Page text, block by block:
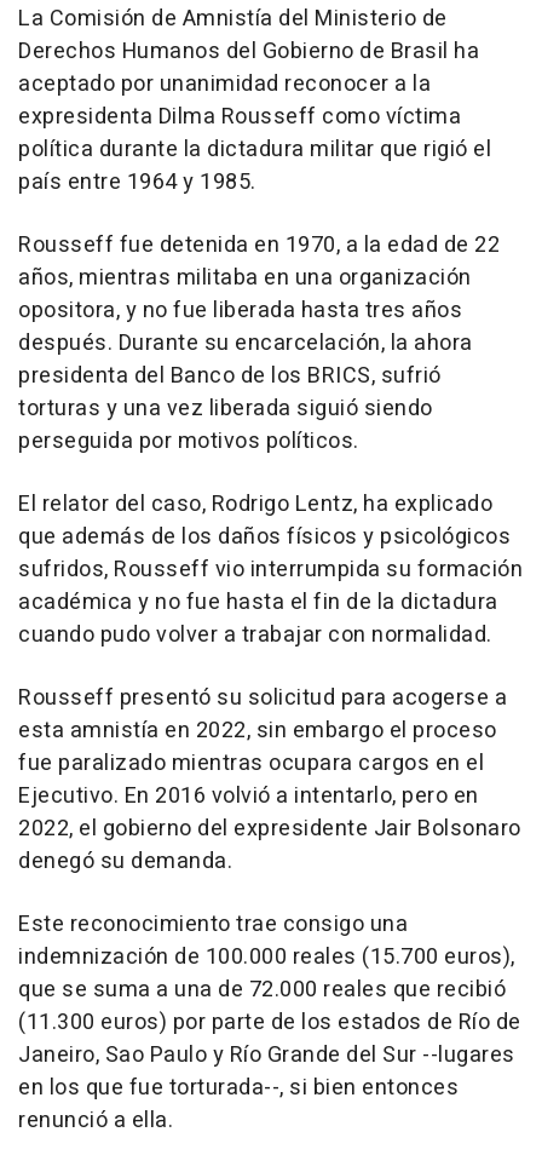
La Comisión de Amnistía del Ministerio de
Derechos Humanos del Gobierno de Brasil ha
aceptado por unanimidad reconocer a la
expresidenta Dilma Rousseff como víctima
política durante la dictadura militar que rigió el
país entre 1964 y 1985.
Rousseff fue detenida en 1970, a la edad de 22
años, mientras militaba en una organización
opositora, y no fue liberada hasta tres años
después. Durante su encarcelación, la ahora
presidenta del Banco de los BRICS, sufrió
torturas y una vez liberada siguió siendo
perseguida por motivos políticos.
El relator del caso, Rodrigo Lentz, ha explicado
que además de los daños físicos y psicológicos
sufridos, Rousseff vio interrumpida su formación
académica y no fue hasta el fin de la dictadura
cuando pudo volver a trabajar con normalidad.
Rousseff presentó su solicitud para acogerse a
esta amnistía en 2022, sin embargo el proceso
fue paralizado mientras ocupara cargos en el
Ejecutivo. En 2016 volvió a intentarlo, pero en
2022, el gobierno del expresidente Jair Bolsonaro
denegó su demanda.
Este reconocimiento trae consigo una
indemnización de 100.000 reales (15.700 euros),
que se suma a una de 72.000 reales que recibió
(11.300 euros) por parte de los estados de Río de
Janeiro, Sao Paulo y Río Grande del Sur --lugares
en los que fue torturada--, si bien entonces
renunció a ella.